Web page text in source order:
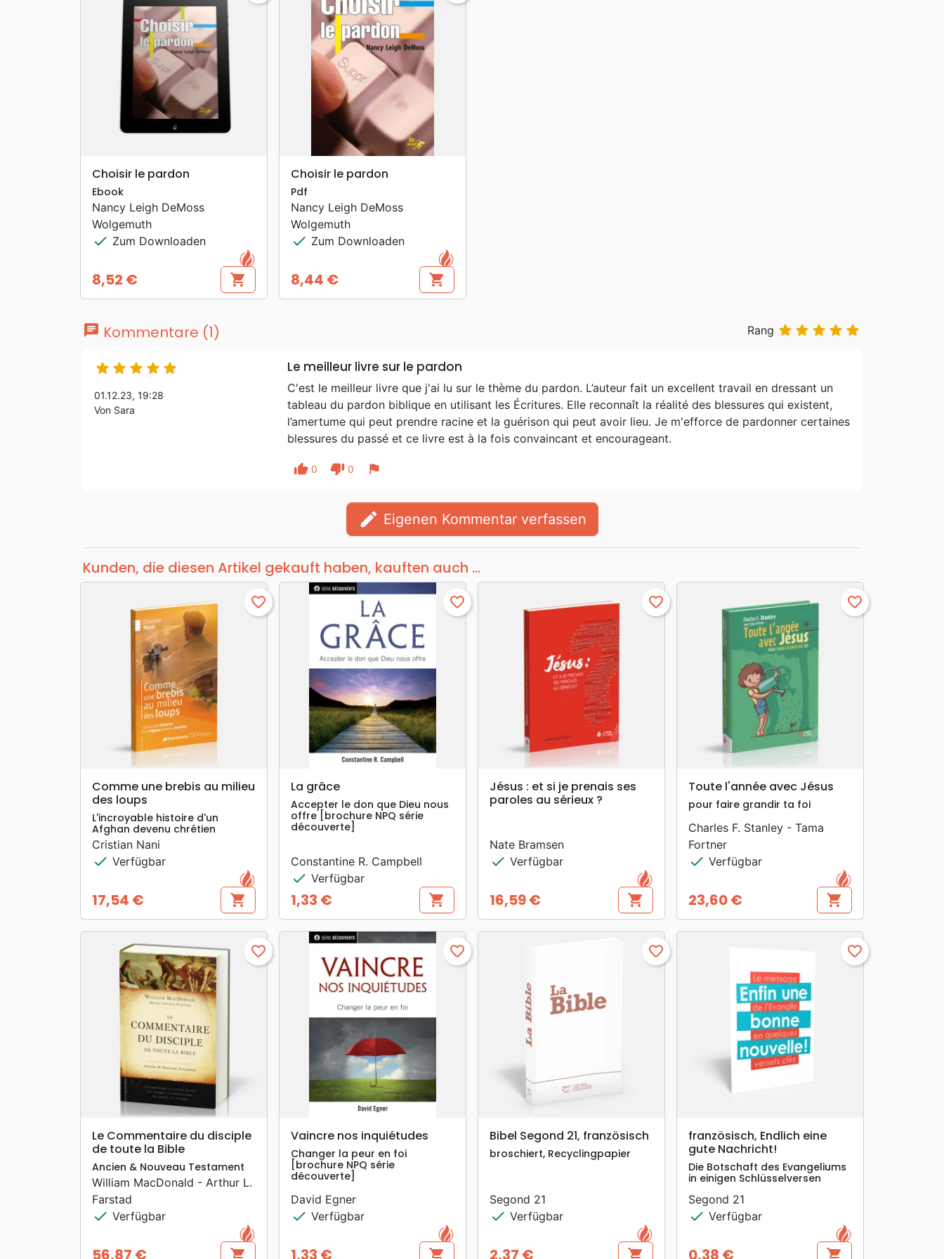
search VORSCHAU
Choisir le pardon
Ebook
Nancy Leigh DeMoss
Wolgemuth
check Zum Downloaden
Preis
8,52 € shopping_cart
search VORSCHAU
Choisir le pardon
Pdf
Nancy Leigh DeMoss
Wolgemuth
check Zum Downloaden
Preis
8,44 € shopping_cart
chat Kommentare (1) Rang     
    
01.12.23, 19:28
Von Sara
Le meilleur livre sur le pardon
C'est le meilleur livre que j'ai lu sur le thème du pardon. L’auteur fait un excellent travail en dressant un
tableau du pardon biblique en utilisant les Écritures. Elle reconnaît la réalité des blessures qui existent,
l’amertume qui peut prendre racine et la guérison qui peut avoir lieu. Je m'efforce de pardonner certaines
blessures du passé et ce livre est à la fois convaincant et encourageant.
thumb_up 0 thumb_down 0 flag
edit Eigenen Kommentar verfassen
Kunden, die diesen Artikel gekauft haben, kauften auch ...
VORSCHAU
favorite_border
Comme une brebis au milieu
des loups
L'incroyable histoire d'un
Afghan devenu chrétien
Cristian Nani
check Verfügbar
Preis
17,54 € shopping_cart
favorite_border
La grâce
Accepter le don que Dieu nous
offre [brochure NPQ série
découverte]
Constantine R. Campbell
check Verfügbar
Preis
1,33 € shopping_cart
search VORSCHAU
favorite_border
Jésus : et si je prenais ses
paroles au sérieux ?
Nate Bramsen
check Verfügbar
Preis
16,59 € shopping_cart
search VORSCHAU
favorite_border
Toute l'année avec Jésus
pour faire grandir ta foi
Charles F. Stanley - Tama
Fortner
check Verfügbar
Preis
23,60 € shopping_cart
VORSCHAU
favorite_border
Le Commentaire du disciple
de toute la Bible
Ancien & Nouveau Testament
William MacDonald - Arthur L.
Farstad
check Verfügbar
56,87 € shopping_cart
VORSCHAU
favorite_border
Vaincre nos inquiétudes
Changer la peur en foi
[brochure NPQ série
découverte]
David Egner
check Verfügbar
1,33 € shopping_cart
VORSCHAU
favorite_border
Bibel Segond 21, französisch
broschiert, Recyclingpapier
Segond 21
check Verfügbar
2,37 € shopping_cart
search VORSCHAU
favorite_border
französisch, Endlich eine
gute Nachricht!
Die Botschaft des Evangeliums
in einigen Schlüsselversen
Segond 21
check Verfügbar
0,38 € shopping_cart